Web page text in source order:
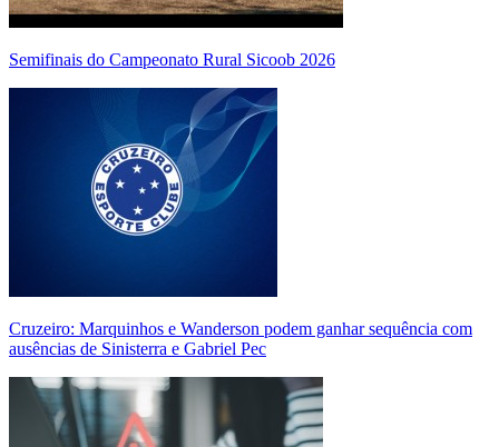
Semifinais do Campeonato Rural Sicoob 2026
Cruzeiro: Marquinhos e Wanderson podem ganhar sequência com
ausências de Sinisterra e Gabriel Pec